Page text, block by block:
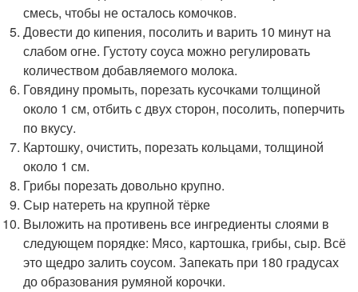
смесь, чтобы не осталось комочков.
Довести до кипения, посолить и варить 10 минут на
слабом огне. Густоту соуса можно регулировать
количеством добавляемого молока.
Говядину промыть, порезать кусочками толщиной
около 1 см, отбить с двух сторон, посолить, поперчить
по вкусу.
Картошку, очистить, порезать кольцами, толщиной
около 1 см.
Грибы порезать довольно крупно.
Сыр натереть на крупной тёрке
Выложить на противень все ингредиенты слоями в
следующем порядке: Мясо, картошка, грибы, сыр. Всё
это щедро залить соусом. Запекать при 180 градусах
до образования румяной корочки.